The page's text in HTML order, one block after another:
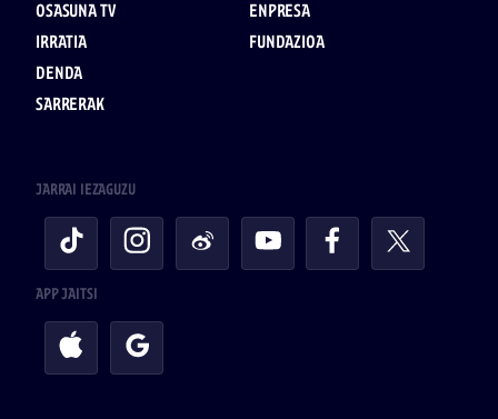
OSASUNA TV
IRRATIA
DENDA
SARRERAK
ENPRESA
FUNDAZIOA
JARRAI IEZAGUZU
APP JAITSI